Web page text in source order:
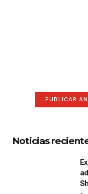
PUBLICAR
Noticias